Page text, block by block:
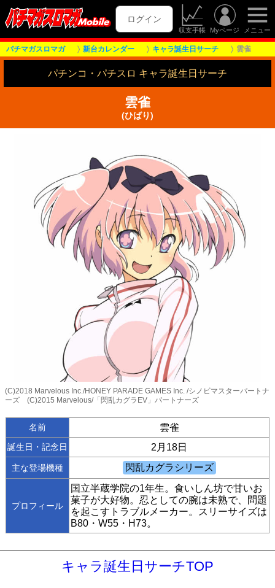
ログイン
収支手帳 Myページ メニュー
パチマガスロマガ 新台カレンダー キャラ誕生日サーチ 雲雀
パチンコ・パチスロ キャラ誕生日サーチ
雲雀
(ひばり)
(C)2018 Marvelous Inc./HONEY PARADE GAMES Inc. /シノビマスターパートナ
ーズ (C)2015 Marvelous/「閃乱カグラEV」パートナーズ
名前 雲雀
誕生日・記念日 2月18日
主な登場機種
プロフィール
国立半蔵学院の1年生。食いしん坊で甘いお
菓子が大好物。忍としての腕は未熟で、問題
を起こすトラブルメーカー。スリーサイズは
B80・W55・H73。
キャラ誕生日サーチTOP